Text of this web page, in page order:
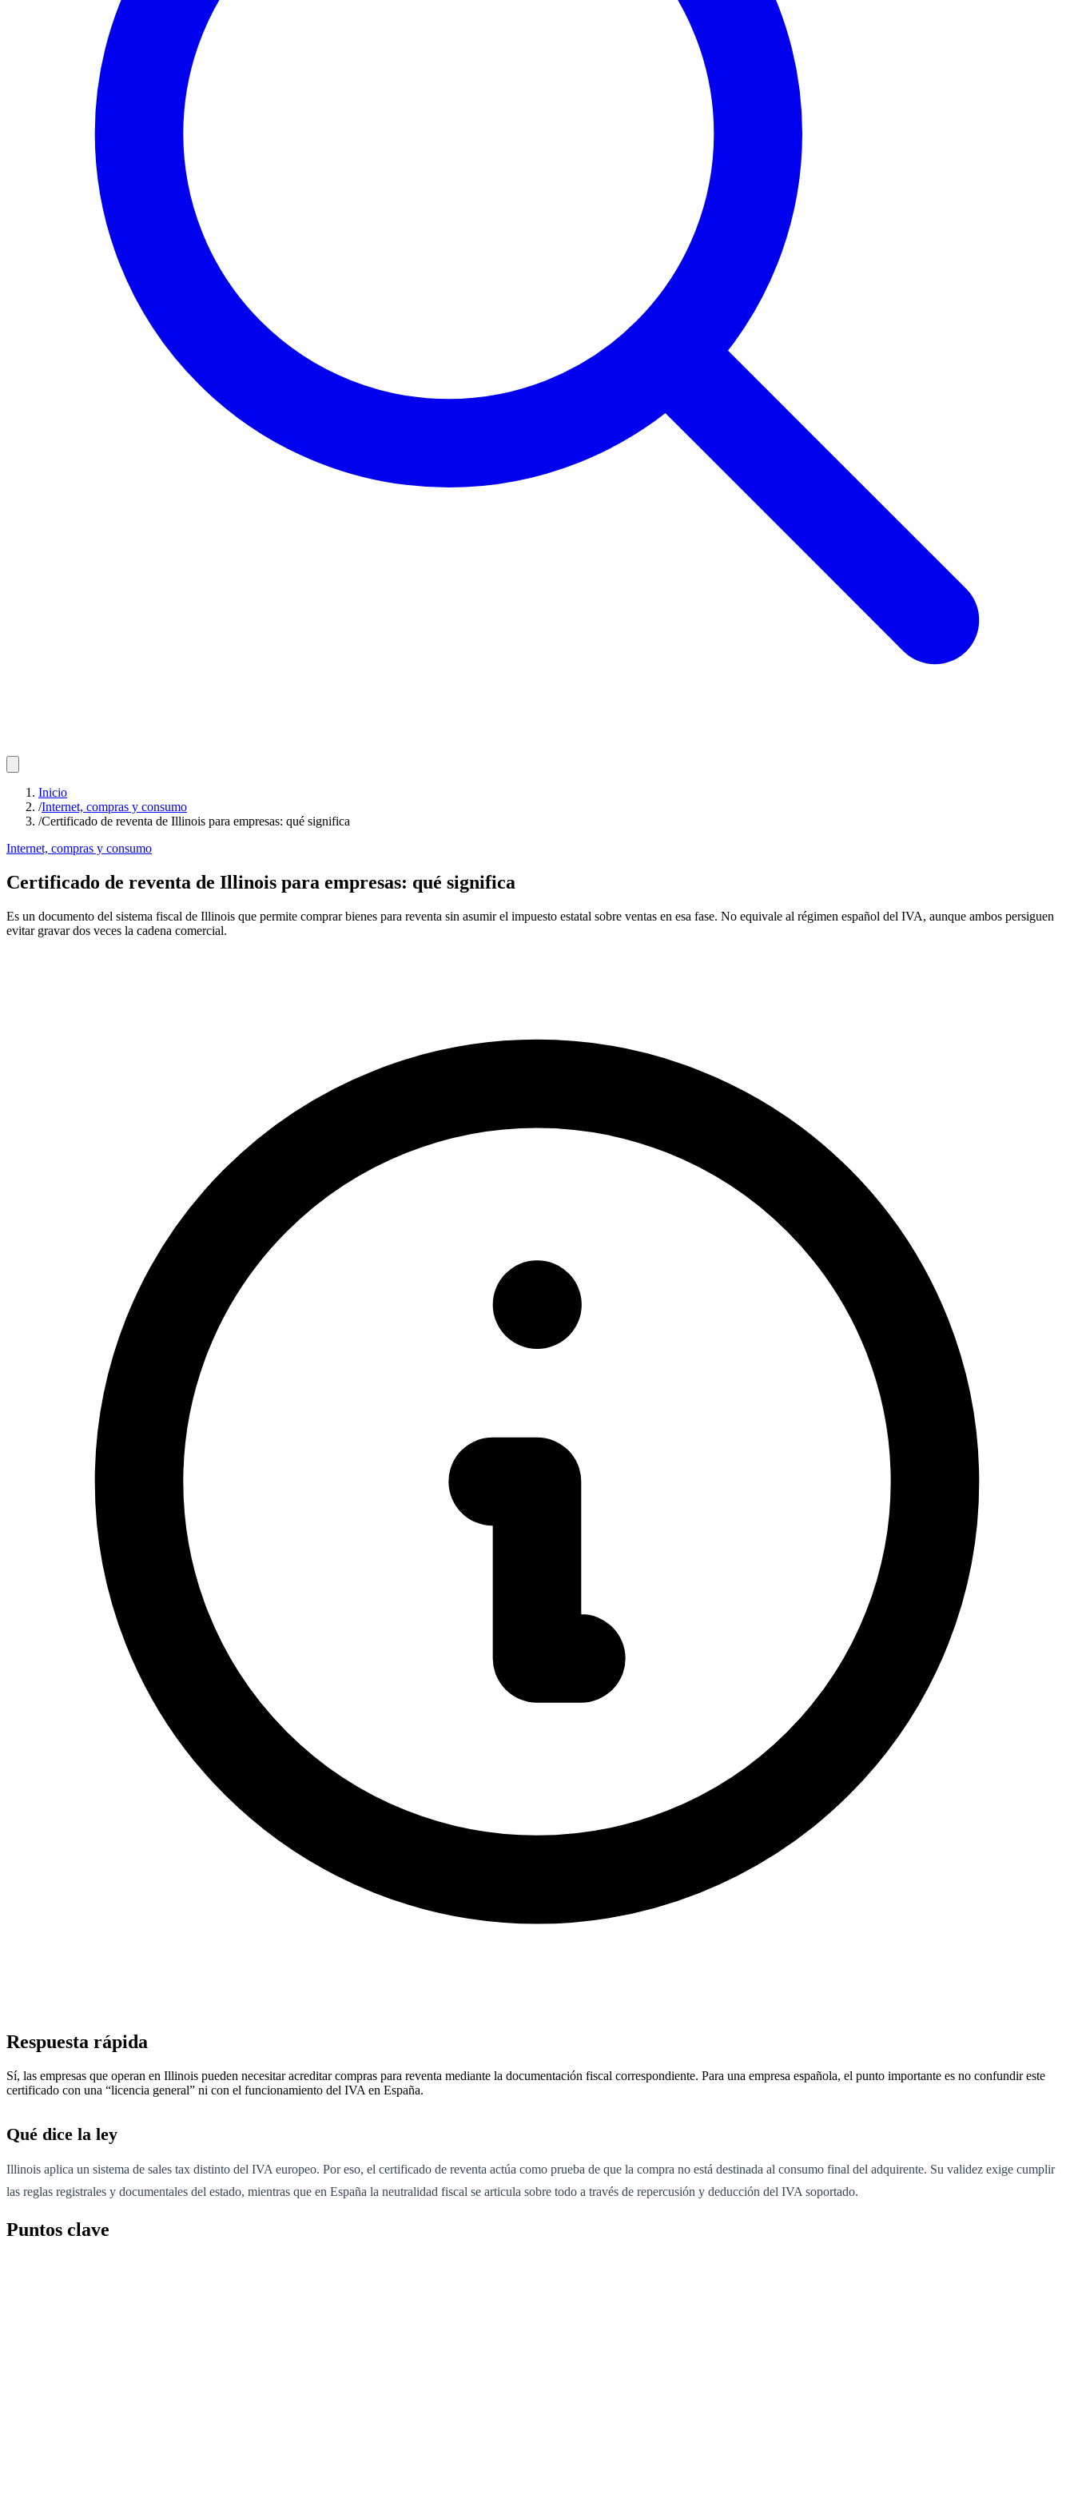
Inicio
/Internet, compras y consumo
/Certificado de reventa de Illinois para empresas: qué significa
Internet, compras y consumo
Certificado de reventa de Illinois para empresas: qué significa
Es un documento del sistema fiscal de Illinois que permite comprar bienes para reventa sin asumir el impuesto estatal sobre ventas en esa fase. No equivale al régimen español del IVA, aunque ambos persiguen
evitar gravar dos veces la cadena comercial.
Respuesta rápida
Sí, las empresas que operan en Illinois pueden necesitar acreditar compras para reventa mediante la documentación fiscal correspondiente. Para una empresa española, el punto importante es no confundir este
certificado con una “licencia general” ni con el funcionamiento del IVA en España.
Qué dice la ley
Illinois aplica un sistema de sales tax distinto del IVA europeo. Por eso, el certificado de reventa actúa como prueba de que la compra no está destinada al consumo final del adquirente. Su validez exige cumplir
las reglas registrales y documentales del estado, mientras que en España la neutralidad fiscal se articula sobre todo a través de repercusión y deducción del IVA soportado.
Puntos clave